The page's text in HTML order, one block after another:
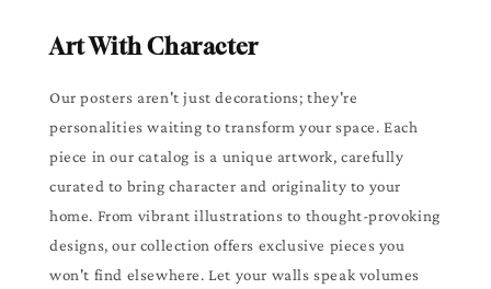
Art With Character
Our posters aren't just decorations; they're
personalities waiting to transform your space. Each
piece in our catalog is a unique artwork, carefully
curated to bring character and originality to your
home. From vibrant illustrations to thought-provoking
designs, our collection offers exclusive pieces you
won't find elsewhere. Let your walls speak volumes